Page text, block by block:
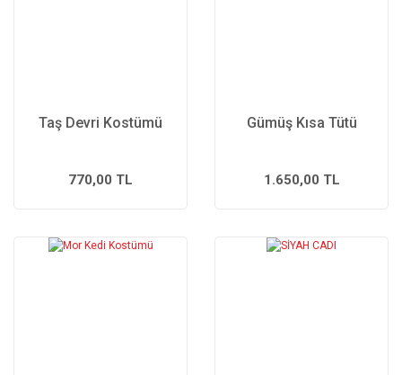
Taş Devri Kostümü
770,00 TL
Gümüş Kısa Tütü
1.650,00 TL